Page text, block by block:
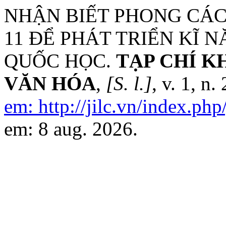
NHẬN BIẾT PHONG
11 ĐỂ PHÁT TRIỂN KĨ
QUỐC HỌC. TẠP CHÍ
VĂN HÓA, [S. l.], v. 1, n.
em: http://jilc.vn/
em: 8 aug. 2026.